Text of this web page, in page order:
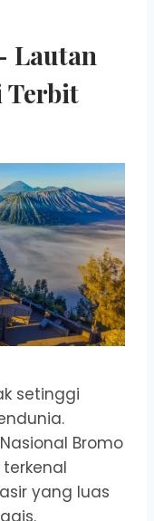
Lautan
Terbit
setinggi
Bromo
yang luas